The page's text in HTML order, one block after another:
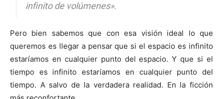
infinito de volúmenes».
Pero bien sabemos que con esa visión ideal lo que
queremos es llegar a pensar que si el espacio es infinito
estaríamos en cualquier punto del espacio. Y que si el
tiempo es infinito estaríamos en cualquier punto del
tiempo. A salvo de la verdadera realidad. En la ficción